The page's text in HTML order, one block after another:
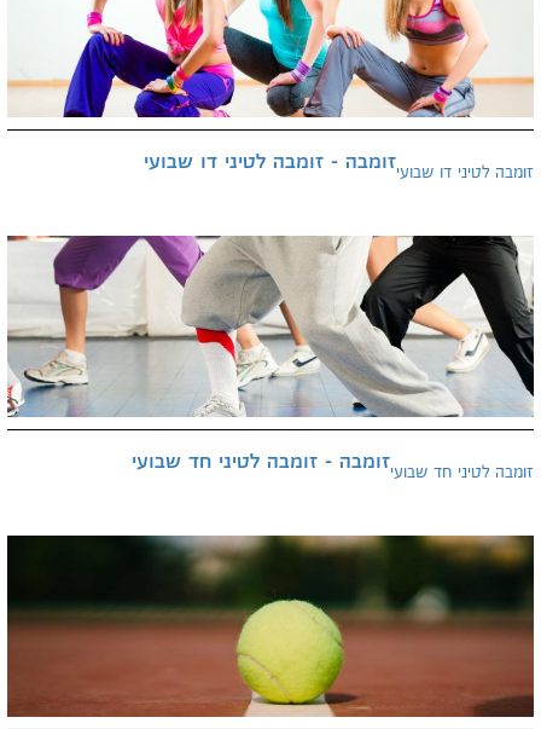
זומבה - זומבה לטיני דו שבועיזומבה לטיני דו שבועי
זומבה - זומבה לטיני חד שבועיזומבה לטיני חד שבועי